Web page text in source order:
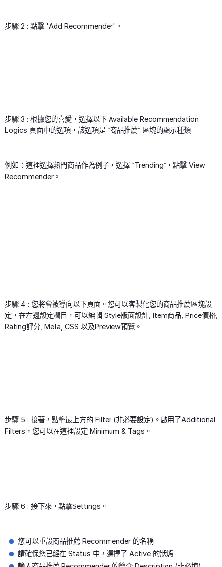
步驟 2 : 點擊 'Add Recommender'。
步驟 3 : 根據您的喜愛，選擇以下 Available Recommendation
Logics 頁面中的選項，該選項是 “商品推薦” 區塊的顯示種類
例如：這裡選擇熱門商品作為例子，選擇 “Trending”，點擊 View
Recommender。
步驟 4 : 您將會被導向以下頁面。您可以客製化您的商品推薦區塊設
定，在左邊設定欄目，可以編輯 Style版面設計, Item商品, Price價格,
Rating評分, Meta, CSS 以及Preview預覽。
步驟 5 : 接著，點擊最上方的 Filter (非必要設定)。啟用了Additional
Filters，您可以在這裡設定 Minimum & Tags。
步驟 6 : 接下來，點擊Settings。
您可以重設商品推薦 Recommender 的名稱
請確保您已經在 Status 中，選擇了 Active 的狀態